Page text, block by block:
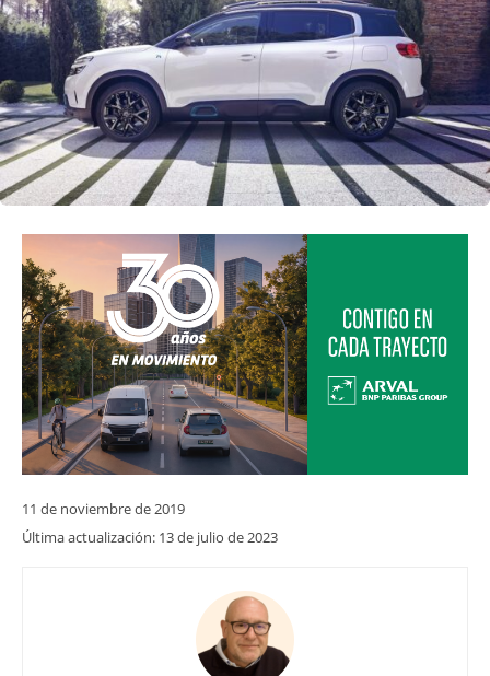
11 de noviembre de 2019
Última actualización: 13 de julio de 2023